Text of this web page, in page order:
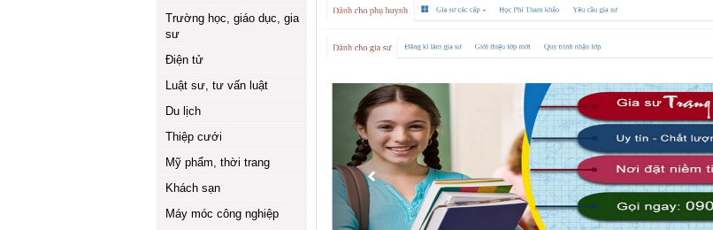
Trường học, giáo dục, gia
sư
Điện tử
Luật sư, tư vấn luật
Du lịch
Thiệp cưới
Mỹ phẩm, thời trang
Khách sạn
Máy móc công nghiệp